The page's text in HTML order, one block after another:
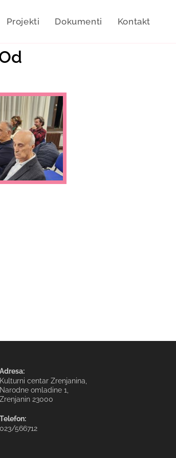
Projekti Dokumenti Kontakt
Adresa:
Kulturni centar Zrenjanina,
Narodne omladine 1,
Zrenjanin 23000
Telefon:
023/566712